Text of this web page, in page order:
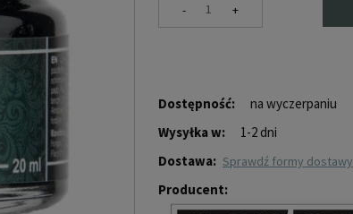
Dostępność:
na wyczerpaniu
Wysyłka w:
1-2 dni
Dostawa:
sprawdź formy dostawy
Producent:
- +